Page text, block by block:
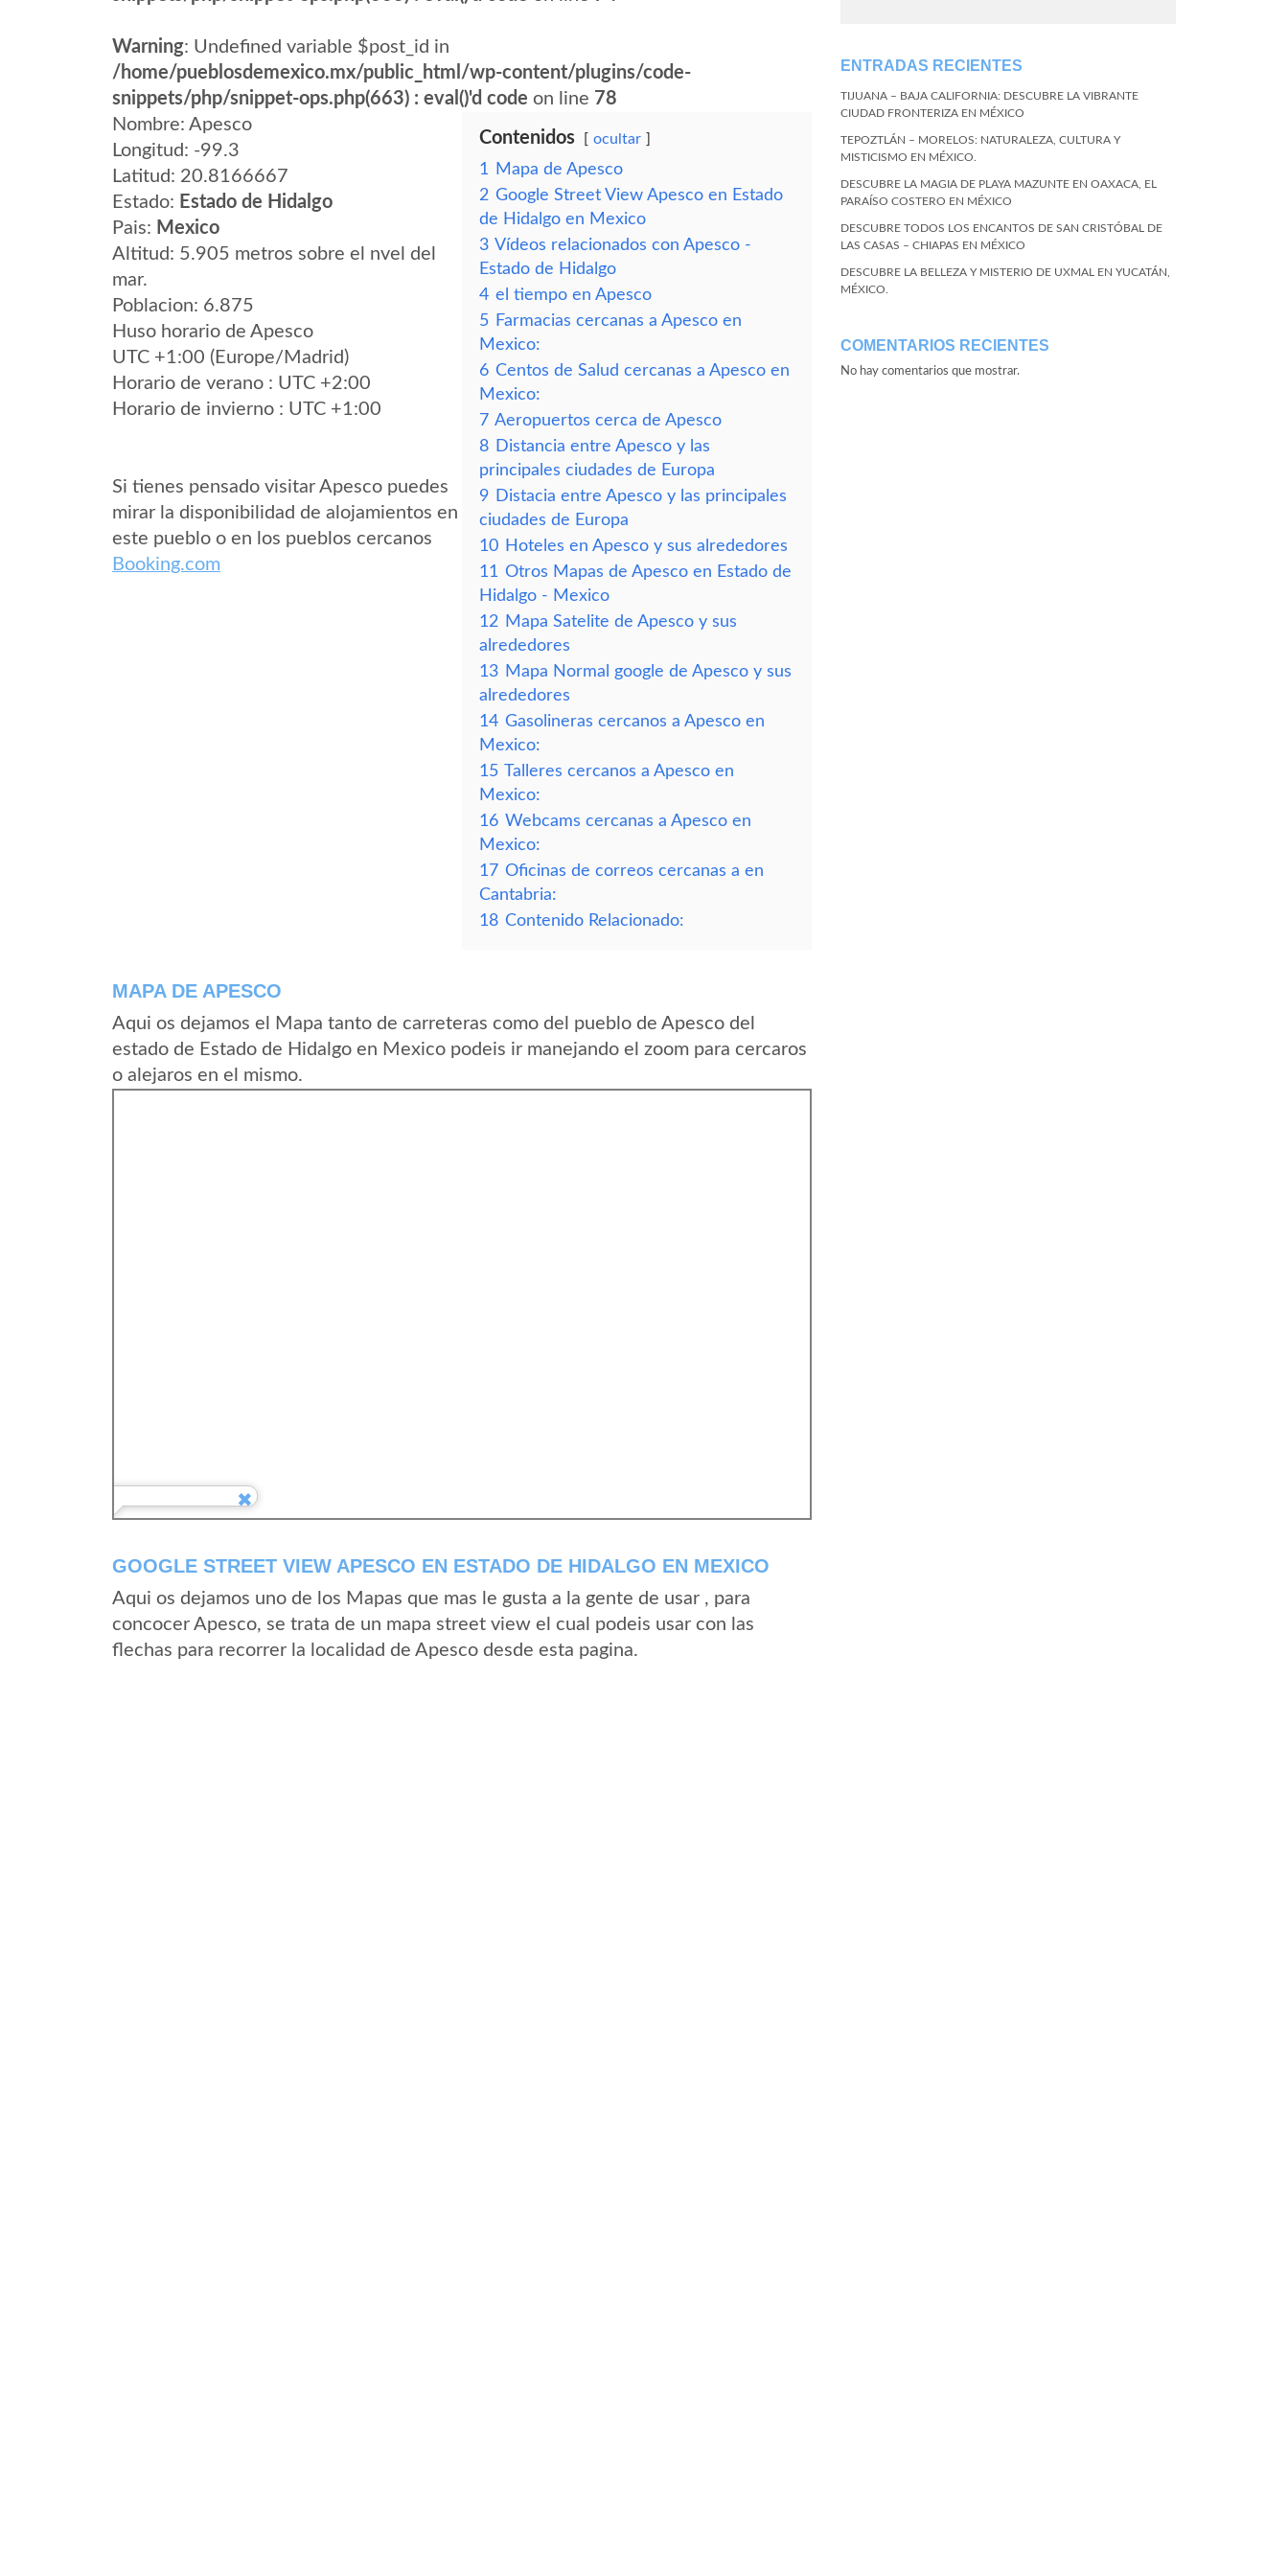
Warning: Undefined variable $post_id in
/home/pueblosdemexico.mx/public_html/wp-content/plugins/code-
snippets/php/snippet-ops.php(663) : eval()'d code on line 78
Nombre: Apesco
Longitud: -99.3
Latitud: 20.8166667
Estado: Estado de Hidalgo
Pais: Mexico
Altitud: 5.905 metros sobre el nvel del
mar.
Poblacion: 6.875
Huso horario de Apesco
UTC +1:00 (Europe/Madrid)
Horario de verano : UTC +2:00
Horario de invierno : UTC +1:00
Si tienes pensado visitar Apesco puedes
mirar la disponibilidad de alojamientos en
este pueblo o en los pueblos cercanos
Booking.com
Contenidos ocultar
1
Mapa de Apesco
2 Google Street View Apesco en Estado
de Hidalgo en Mexico
3 Vídeos relacionados con Apesco -
Estado de Hidalgo
4 el tiempo en Apesco
5 Farmacias cercanas a Apesco en
Mexico:
6 Centos de Salud cercanas a Apesco en
Mexico:
7 Aeropuertos cerca de Apesco
8 Distancia entre Apesco y las
principales ciudades de Europa
9 Distacia entre Apesco y las principales
ciudades de Europa
10 Hoteles en Apesco y sus alrededores
11 Otros Mapas de Apesco en Estado de
Hidalgo - Mexico
12 Mapa Satelite de Apesco y sus
alrededores
13 Mapa Normal google de Apesco y sus
alrededores
14 Gasolineras cercanos a Apesco en
Mexico:
15 Talleres cercanos a Apesco en
Mexico:
16 Webcams cercanas a Apesco en
Mexico:
17 Oficinas de correos cercanas a en
Cantabria:
18 Contenido Relacionado:
MAPA DE APESCO
Aqui os dejamos el Mapa tanto de carreteras como del pueblo de Apesco del
estado de Estado de Hidalgo en Mexico podeis ir manejando el zoom para cercaros
o alejaros en el mismo.
GOOGLE STREET VIEW APESCO EN ESTADO DE HIDALGO EN MEXICO
Aqui os dejamos uno de los Mapas que mas le gusta a la gente de usar , para
concocer Apesco, se trata de un mapa street view el cual podeis usar con las
flechas para recorrer la localidad de Apesco desde esta pagina.
ENTRADAS RECIENTES
TIJUANA – BAJA CALIFORNIA: DESCUBRE LA VIBRANTE
CIUDAD FRONTERIZA EN MÉXICO
TEPOZTLÁN – MORELOS: NATURALEZA, CULTURA Y
MISTICISMO EN MÉXICO.
DESCUBRE LA MAGIA DE PLAYA MAZUNTE EN OAXACA, EL
PARAÍSO COSTERO EN MÉXICO
DESCUBRE TODOS LOS ENCANTOS DE SAN CRISTÓBAL DE
LAS CASAS – CHIAPAS EN MÉXICO
DESCUBRE LA BELLEZA Y MISTERIO DE UXMAL EN YUCATÁN,
MÉXICO.
COMENTARIOS RECIENTES
No hay comentarios que mostrar.